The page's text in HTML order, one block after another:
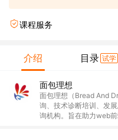
课程服务
介绍 目录 试学
面包理想
面包理想（Bread And
询、技术诊断培训、发
询机构。旨在助力web